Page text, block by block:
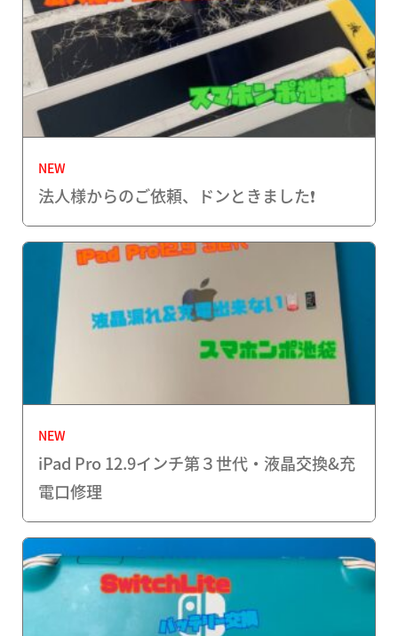
NEW
法人様からのご依頼、ドンときました❗️
NEW
iPad Pro 12.9インチ第３世代・液晶交換&充
電口修理